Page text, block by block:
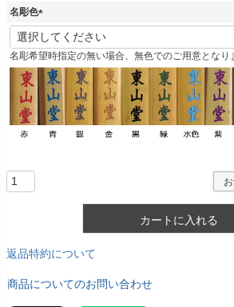
名彫色
(
必
須
名彫希望時指定の無い場合、無色でのご用意となり
カートに入れる
返品特約について
商品についてのお問い合わせ